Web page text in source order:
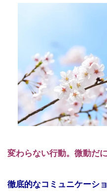
変わらない行動。 微動だ
徹底的なコミュニケーシ